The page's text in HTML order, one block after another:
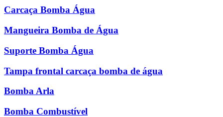
Carcaça Bomba Água
Mangueira Bomba de Água
Suporte Bomba Água
Tampa frontal carcaça bomba de água
Bomba Arla
Bomba Combustível